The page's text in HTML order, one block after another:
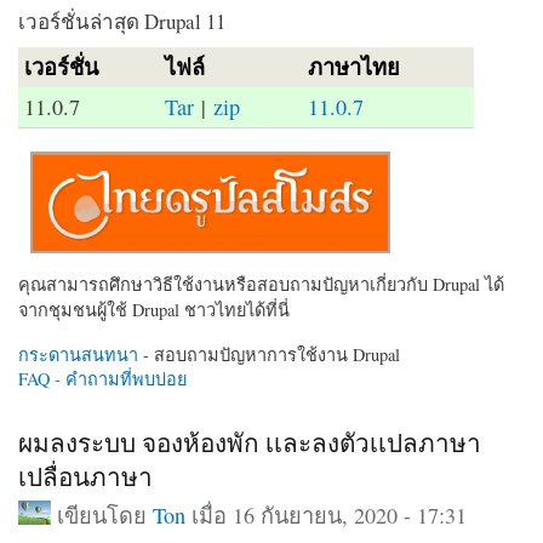
เวอร์ชั่นล่าสุด Drupal 11
เวอร์ชั่น ไฟล์ ภาษาไทย
11.0.7 Tar | zip 11.0.7
คุณสามารถศึกษาวิธีใช้งานหรือสอบถามปัญหาเกี่ยวกับ Drupal ได้
จากชุมชนผู้ใช้ Drupal ชาวไทยได้ที่นี่
กระดานสนทนา - สอบถามปัญหาการใช้งาน Drupal
FAQ - คำถามที่พบบ่อย
ผมลงระบบ จองห้องพัก เเละลงตัวเเปลภาษา
เปลื่อนภาษา
เขียนโดย Ton เมื่อ 16 กันยายน, 2020 - 17:31